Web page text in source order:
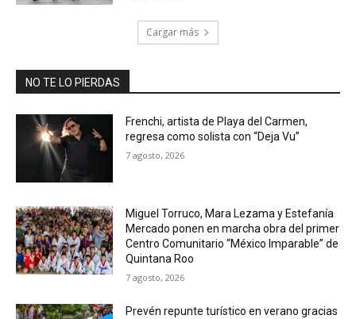
Cargar más
NO TE LO PIERDAS
Frenchi, artista de Playa del Carmen,
regresa como solista con “Deja Vu”
7 agosto, 2026
Miguel Torruco, Mara Lezama y Estefanía
Mercado ponen en marcha obra del primer
Centro Comunitario “México Imparable” de
Quintana Roo
7 agosto, 2026
Prevén repunte turístico en verano gracias